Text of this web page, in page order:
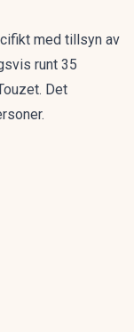
med tillsyn av
runt 35
Det